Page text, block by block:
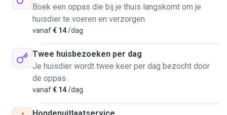
Boek een oppas die bij je thuis langskomt om je
huisdier te voeren en verzorgen
vanaf€ 14/dag
Twee huisbezoeken per dag
Je huisdier wordt twee keer per dag bezocht door
de oppas.
vanaf€ 14/dag